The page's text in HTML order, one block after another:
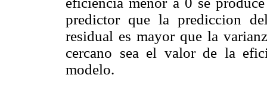
predictor que la prediccion
residual es mayor que la
cercano sea el valor de la
modelo.